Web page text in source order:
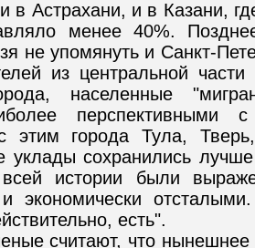
Астрахани, и в Казани,
менее 40%.
не упомянуть и Санкт-
из центральной
населенные
перспективными
этим города Тула,
уклады сохранились
истории были
экономически
есть".
считают, что нынешнее